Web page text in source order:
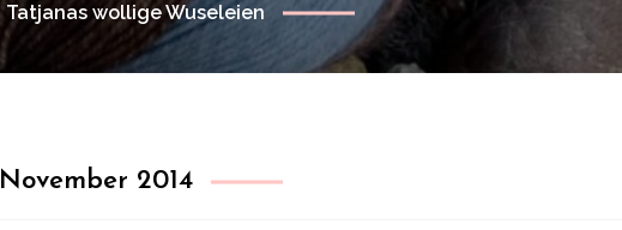
Tatjanas wollige Wuseleien
November 2014